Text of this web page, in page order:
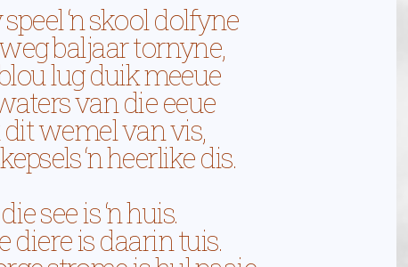
‘n skool dolfyne
baljaar tornyne,
lug duik meeue
van die eeue
wemel van vis,
‘n heerlike dis.
see is ‘n huis.
diere is daarin tuis.